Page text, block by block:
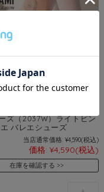
ズ（2037W）ライトピン
バレエシューズ
当店通常価格: ¥4,590(税込)
価格: ¥4,590(税込)
在庫を確認する